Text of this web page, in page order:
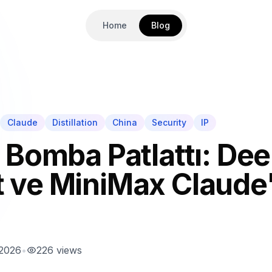
Home Blog
Claude Distillation China Security IP
Patlattı:
MiniMax
• 226 views